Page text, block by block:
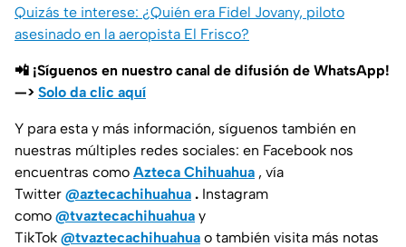
Quizás te interese: ¿Quién era Fidel Jovany, piloto
asesinado en la aeropista El Frisco?
📲 ¡Síguenos en nuestro canal de difusión de WhatsApp!
—> Solo da clic aquí
Y para esta y más información, síguenos también en
nuestras múltiples redes sociales: en Facebook nos
encuentras como Azteca Chihuahua , vía
Twitter @aztecachihuahua . Instagram
como @tvaztecachihuahua y
TikTok @tvaztecachihuahua o también visita más notas